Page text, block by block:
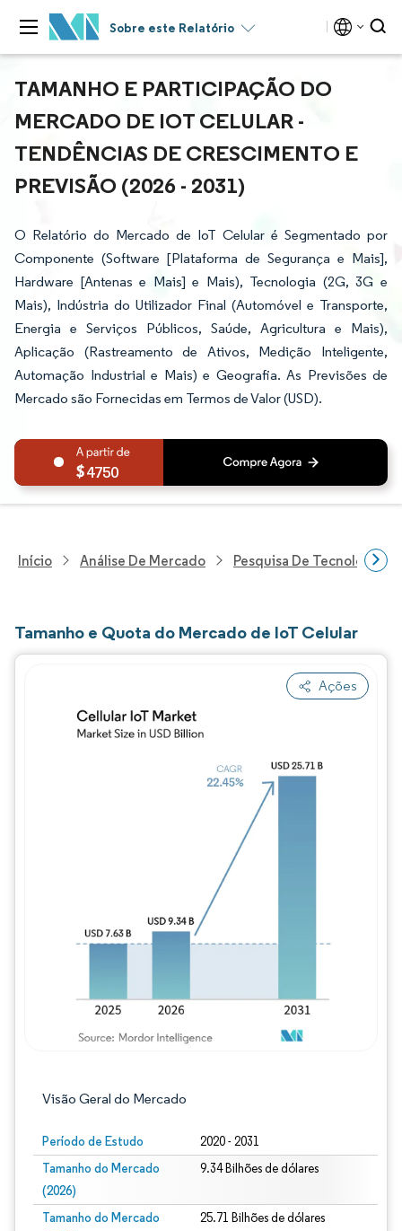
Sobre este Relatório
TAMANHO E PARTICIPAÇÃO DO
MERCADO DE IOT CELULAR -
TENDÊNCIAS DE CRESCIMENTO E
PREVISÃO (2026 - 2031)
O Relatório do Mercado de IoT Celular é Segmentado por
Componente (Software [Plataforma de Segurança e Mais],
Hardware [Antenas e Mais] e Mais), Tecnologia (2G, 3G e
Mais), Indústria do Utilizador Final (Automóvel e Transporte,
Energia e Serviços Públicos, Saúde, Agricultura e Mais),
Aplicação (Rastreamento de Ativos, Medição Inteligente,
Automação Industrial e Mais) e Geografia. As Previsões de
Mercado são Fornecidas em Termos de Valor (USD).
4750
Início Análise De Mercado Pesquisa De Tecnologia,
Tamanho e Quota do Mercado de IoT Celular
Ações
Visão Geral do Mercado
Período de Estudo 2020 - 2031
Tamanho do Mercado
(2026)
9.34 Bilhões de dólares
Tamanho do Mercado
25.71 Bilhões de dólares
Imagem © Mordor Intelligence. O reuso